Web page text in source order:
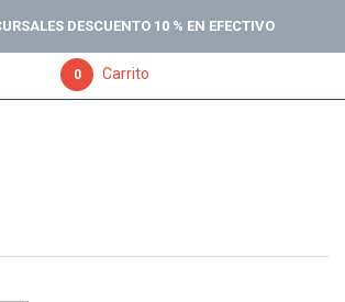
DESCUENTO 10 % EN EFECTIVO
0 Carrito